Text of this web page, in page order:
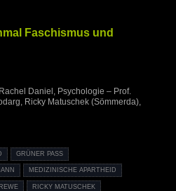
Faschismus und
Daniel, Psychologie – Prof.
Ricky Matuschek (Sömmerda),
GRÜNER PASS
MEDIZINISCHE APARTHEID
REWE RICKY MATUSCHEK